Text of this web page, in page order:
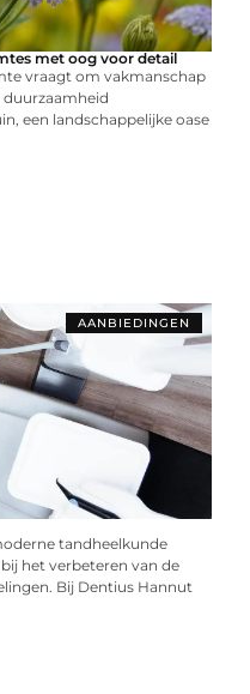
met oog voor detail
vraagt om vakmanschap
een landschappelijke oase
AANBIEDINGEN
tandheelkunde
het verbeteren van de
Bij Dentius Hannut